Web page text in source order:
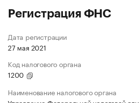
Регистрация ФНС
Дата регистрации
27 мая 2021
Код налогового органа
1200
Наименование налогового органа